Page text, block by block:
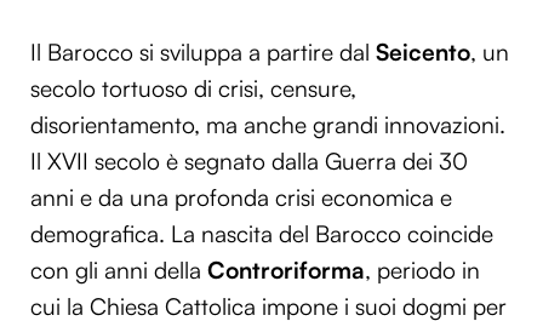
Il Barocco si sviluppa a partire dal Seicento, un
secolo tortuoso di crisi, censure,
disorientamento, ma anche grandi innovazioni.
Il XVII secolo è segnato dalla Guerra dei 30
anni e da una profonda crisi economica e
demografica. La nascita del Barocco coincide
con gli anni della Controriforma, periodo in
cui la Chiesa Cattolica impone i suoi dogmi per